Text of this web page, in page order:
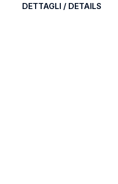
DETTAGLI / DETAILS